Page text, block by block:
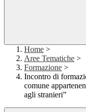
Home >
Aree Tematiche >
Formazione >
Incontro di
comune
agli stranieri”